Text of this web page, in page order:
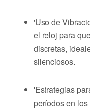
'Uso de
el reloj para
discretas,
silenciosos.
'Estrategias
períodos en